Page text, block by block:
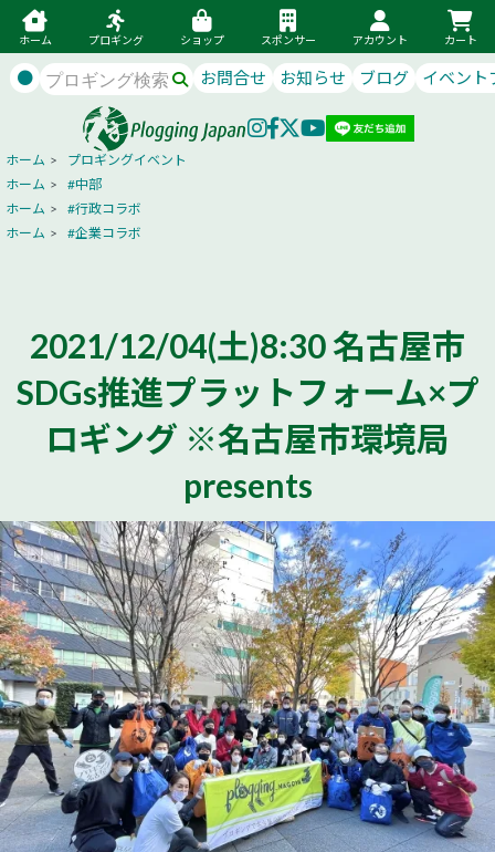
ホーム プロギング ショップ スポンサー アカウント カート
● お問合せ お知らせ ブログ イベント
ホーム >
プロギングイベント
ホーム >
#中部
ホーム >
#行政コラボ
ホーム > #企業コラボ
2021/12/04(土)8:30 名古屋市
SDGs推進プラットフォーム×プ
ロギング ※名古屋市環境局
presents